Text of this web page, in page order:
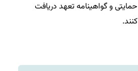
حمایتی و گواهینامه تعهد دریافت
کنند.